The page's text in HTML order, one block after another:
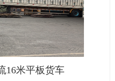
16米平板货车